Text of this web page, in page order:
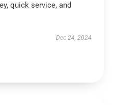
quick service, and
Dec 24, 2024